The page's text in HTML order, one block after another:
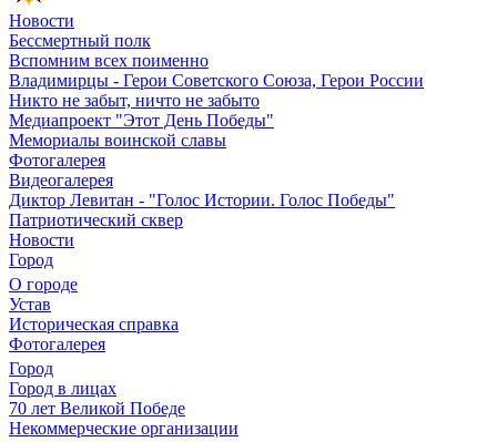
Новости
Бессмертный полк
Вспомним всех поименно
Владимирцы - Герои Советского Союза, Герои России
Никто не забыт, ничто не забыто
Медиапроект "Этот День Победы"
Мемориалы воинской славы
Фотогалерея
Видеогалерея
Диктор Левитан - "Голос Истории. Голос Победы"
Патриотический сквер
Новости
Город
О городе
Устав
Историческая справка
Фотогалерея
Город
Город в лицах
70 лет Великой Победе
Некоммерческие организации